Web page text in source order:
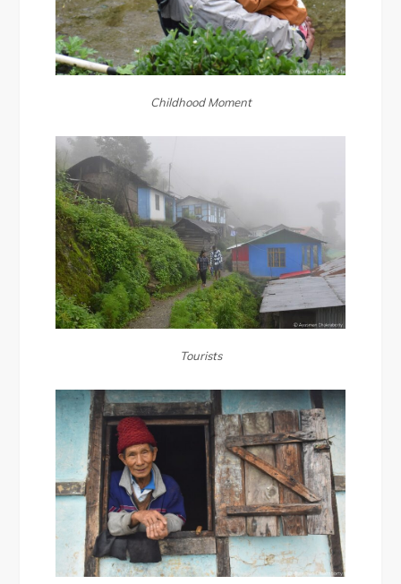
Childhood Moment
Tourists